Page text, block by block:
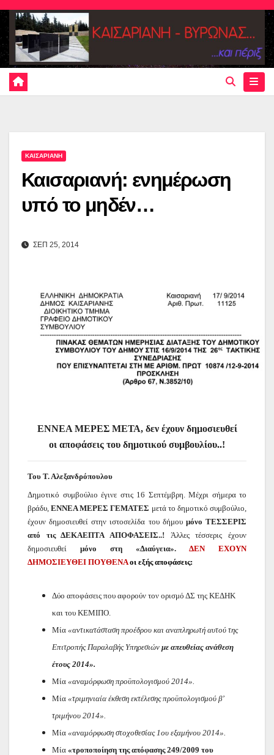
Skip
content
ΚΑΙΣΑΡΙΑΝΗ
Καισαριανή: ενημέρωση
υπό το μηδέν…
ΣΕΠ 25, 2014
ΕΝΝΕΑ ΜΕΡΕΣ ΜΕΤΑ, δεν έχουν δημοσιευθεί
οι αποφάσεις του δημοτικού συμβουλίου..!
Του Τ. Αλεξανδρόπουλου
Δημοτικό συμβούλιο έγινε στις 16 Σεπτέμβρη. Μέχρι σήμερα το
βράδυ,ΕΝΝΕΑ ΜΕΡΕΣ ΓΕΜΑΤΕΣ μετά το δημοτικό συμβούλιο,
έχουν δημοσιευθεί στην ιστοσελίδα του δήμου μόνο ΤΕΣΣΕΡΙΣ
από τις ΔΕΚΑΕΠΤΑ ΑΠΟΦΑΣΕΙΣ..! Άλλες τέσσερις έχουν
δημοσιευθεί μόνο στη «Διαύγεια». ΔΕΝ ΕΧΟΥΝ
ΔΗΜΟΣΙΕΥΘΕΙ ΠΟΥΘΕΝΑοι εξής αποφάσεις:
Δύο αποφάσεις που αφορούν τον ορισμό ΔΣ της ΚΕΔΗΚ
και του ΚΕΜΙΠΟ.
Μία «αντικατάσταση προέδρου και αναπληρωτή αυτού της
Επιτροπής Παραλαβής Υπηρεσιών με απευθείας ανάθεση
έτους 2014».
Μία «αναμόρφωση προϋπολογισμού 2014».
Μία «τριμηνιαία έκθεση εκτέλεσης προϋπολογισμού β’
τριμήνου 2014».
Μία «αναμόρφωση στοχοθεσίας 1ου εξαμήνου 2014».
Μία «τροποποίηση της απόφασης 249/2009 του